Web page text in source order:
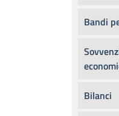
Bandi
Bilanci